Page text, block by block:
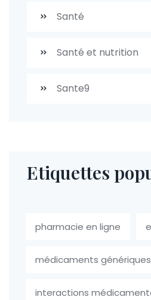
Santé
Santé et nutrition
Sante9
Etiquettes
pharmacie en ligne
médicaments génériques
interactions